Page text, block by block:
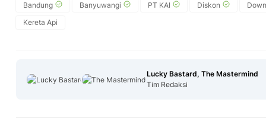
Bandung Banyuwangi PT KAI Diskon
Kereta Api
Lucky Bastard, The Mastermind
Tim Redaksi